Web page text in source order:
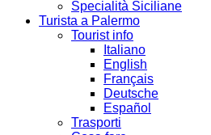
Specialità Siciliane
Turista a Palermo
Tourist info
Italiano
English
Français
Deutsche
Español
Trasporti